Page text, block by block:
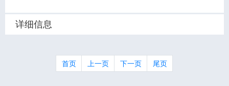
详细信息
首页 上一页 下一页 尾页